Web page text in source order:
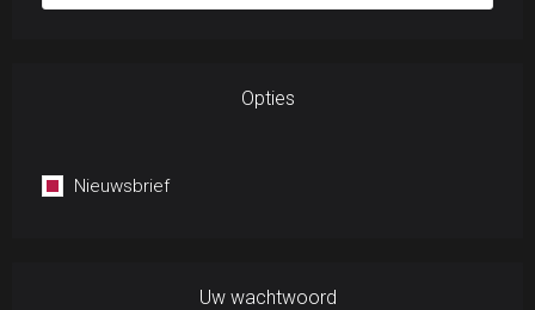
Opties
Nieuwsbrief
Uw wachtwoord